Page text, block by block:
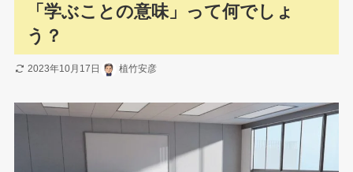
「学ぶことの意味」って何でしょ
う？
2023年10月17日 植竹安彦